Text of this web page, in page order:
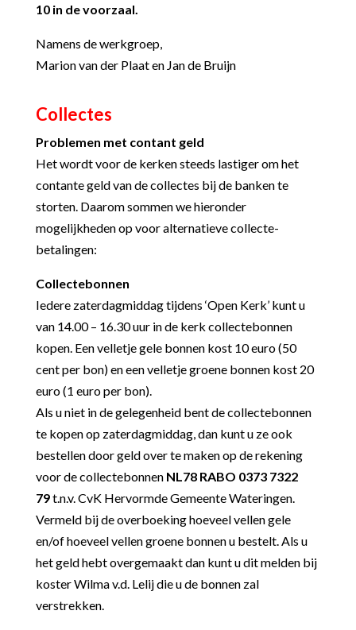
10 in de voorzaal.
Namens de werkgroep,
Marion van der Plaat en Jan de Bruijn
Collectes
Problemen met contant geld
Het wordt voor de kerken steeds lastiger om het
contante geld van de collectes bij de banken te
storten. Daarom sommen we hieronder
mogelijkheden op voor alternatieve collecte-
betalingen:
Collectebonnen
Iedere zaterdagmiddag tijdens ‘Open Kerk’ kunt u
van 14.00 – 16.30 uur in de kerk collectebonnen
kopen. Een velletje gele bonnen kost 10 euro (50
cent per bon) en een velletje groene bonnen kost 20
euro (1 euro per bon).
Als u niet in de gelegenheid bent de collectebonnen
te kopen op zaterdagmiddag, dan kunt u ze ook
bestellen door geld over te maken op de rekening
voor de collectebonnen NL78 RABO 0373 7322
79t.n.v. CvK Hervormde Gemeente Wateringen.
Vermeld bij de overboeking hoeveel vellen gele
en/of hoeveel vellen groene bonnen u bestelt. Als u
het geldhebt overgemaakt dan kunt u dit melden bij
koster Wilma v.d. Lelij die u de bonnen zal
verstrekken.